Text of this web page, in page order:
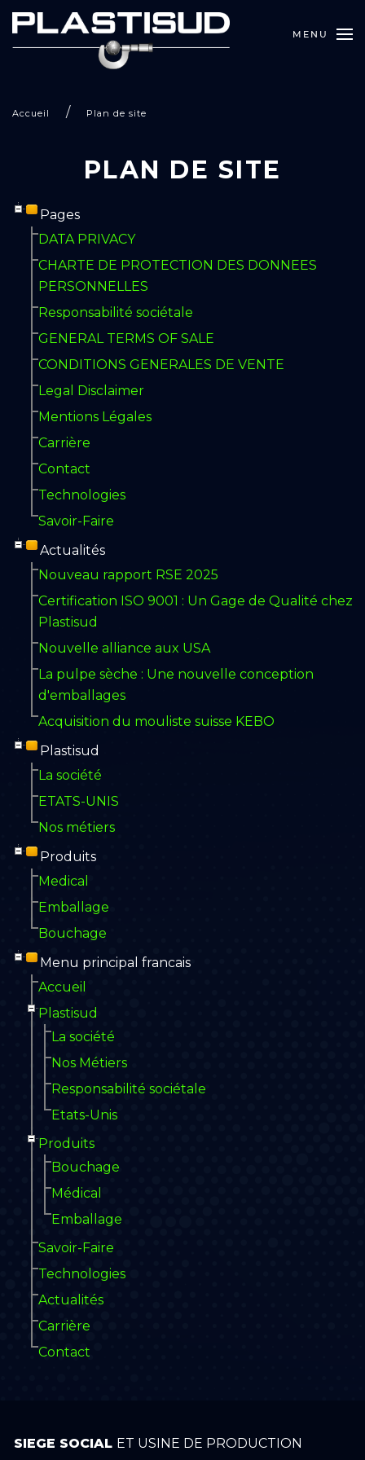
MENU
Accueil Plan de site
PLAN DE SITE
Pages
DATA PRIVACY
CHARTE DE PROTECTION DES DONNEES
PERSONNELLES
Responsabilité sociétale
GENERAL TERMS OF SALE
CONDITIONS GENERALES DE VENTE
Legal Disclaimer
Mentions Légales
Carrière
Contact
Technologies
Savoir-Faire
Actualités
Nouveau rapport RSE 2025
Certification ISO 9001 : Un Gage de Qualité chez
Plastisud
Nouvelle alliance aux USA
La pulpe sèche : Une nouvelle conception
d'emballages
Acquisition du mouliste suisse KEBO
Plastisud
La société
ETATS-UNIS
Nos métiers
Produits
Medical
Emballage
Bouchage
Menu principal francais
Accueil
Plastisud
La société
Nos Métiers
Responsabilité sociétale
Etats-Unis
Produits
Bouchage
Médical
Emballage
Savoir-Faire
Technologies
Actualités
Carrière
Contact
SIEGE SOCIAL ET USINE DE PRODUCTION